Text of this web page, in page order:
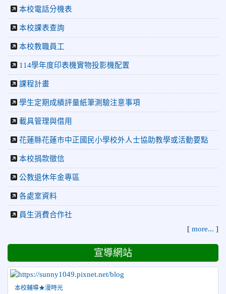
2026-06-02
榮譽
長盃」跆拳道錦標賽暨全國少年盃花蓮縣代表隊選拔賽 榮獲
佳績！
2026-05-03
榮譽
Show and Tell榮獲佳績
2026-04-30 國稅局「114年度綜合所得稅結算申報」宣導內
容
2026-04-27
榮譽
賀 本校籃球隊參加115年花蓮縣縣長盃籃
球錦標賽 榮獲亞軍！
2026-04-09
公告
賀! 本校中正國小115年度(1~3年級)健康
促進繪畫比賽優勝名單
2026-04-08
榮譽
2026-07-23 榮譽
115年度花蓮縣第七屆太平洋盃X華紙公
益盃PTWA全國自走車競賽AI素養競賽榮獲銅牌
2026-07-21
榮譽
賀 本校游泳隊參加 2026全國青少年游泳
錦標賽 榮獲佳績！
賀 本校跆拳道隊參加115年第十八屆全國
跆拳道品勢錦標賽 榮獲佳績！
2026-06-30 檢送「花蓮縣115學年度推動國民中學充實校安
人力聯合甄選簡章」1份，敬請協助公告周知，請查照。
2026-06-29
榮譽
本校電話分機表
本校課表查詢
本校教職員工
114學年度印表機實物投影機配置
課程計畫
學生定期成績評量紙筆測驗注意事項
載具管理與借用
花蓮縣花蓮市中正國民小學校外人士協助教學或活動要點
本校捐款徵信
公教退休年金專區
各處室資料
員生消費合作社
[ more... ]
宣導網站
本校輔導★漫時光